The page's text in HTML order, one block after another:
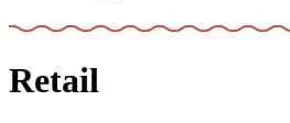
Retail